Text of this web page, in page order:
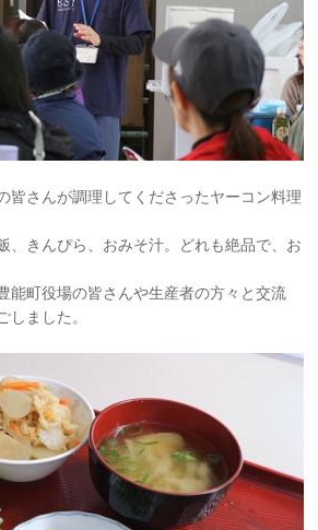
皆さんが調理してくださったヤーコン料理
、きんぴら、おみそ汁。どれも絶品で、お
能町役場の皆さんや生産者の方々と交流
しました。